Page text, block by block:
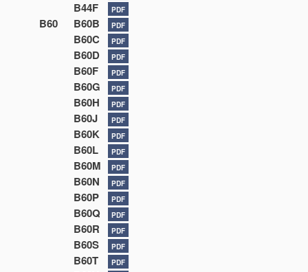
B44F PDF
B60 B60B PDF
B60C PDF
B60D PDF
B60F PDF
B60G PDF
B60H PDF
B60J PDF
B60K PDF
B60L PDF
B60M PDF
B60N PDF
B60P PDF
B60Q PDF
B60R PDF
B60S PDF
B60T PDF